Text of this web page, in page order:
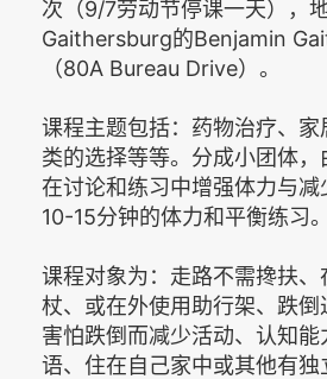
次（9/7劳动节停课一天），
Gaithersburg的Benjamin
（80A Bureau Drive）。
课程主题包括：药物治疗、
类的选择等等。分成小团体，
在讨论和练习中增强体力与减
10-15分钟的体力和平衡练习。
课程对象为：走路不需搀扶
杖、或在外使用助行架、跌倒
害怕跌倒而减少活动、认知
语、住在自己家中或其他有